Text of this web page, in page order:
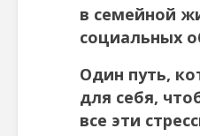
в семейной
социальных
Один путь,
для себя,
все эти
Три